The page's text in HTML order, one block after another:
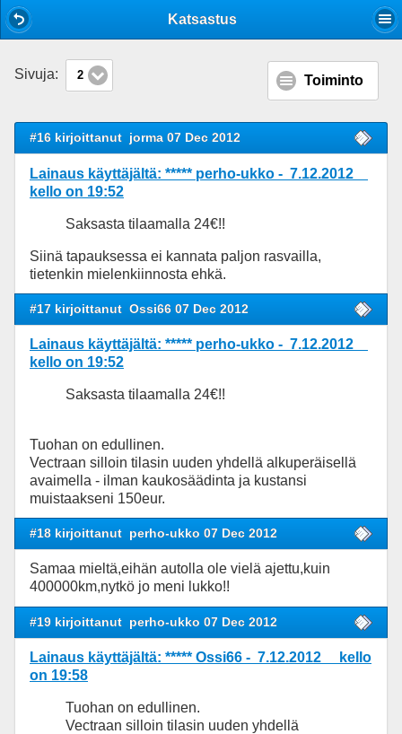
Katsastus
Sivuja: 2 Toiminto
#16 kirjoittanut jorma 07 Dec 2012
Lainaus käyttäjältä: ***** perho-ukko - 7.12.2012
kello on 19:52
Saksasta tilaamalla 24€!!
Siinä tapauksessa ei kannata paljon rasvailla,
tietenkin mielenkiinnosta ehkä.
#17 kirjoittanut Ossi66 07 Dec 2012
Lainaus käyttäjältä: ***** perho-ukko - 7.12.2012
kello on 19:52
Saksasta tilaamalla 24€!!
Tuohan on edullinen.
Vectraan silloin tilasin uuden yhdellä alkuperäisellä
avaimella - ilman kaukosäädinta ja kustansi
muistaakseni 150eur.
#18 kirjoittanut perho-ukko 07 Dec 2012
Samaa mieltä,eihän autolla ole vielä ajettu,kuin
400000km,nytkö jo meni lukko!!
#19 kirjoittanut perho-ukko 07 Dec 2012
Lainaus käyttäjältä: ***** Ossi66 - 7.12.2012 kello
on 19:58
Tuohan on edullinen.
Vectraan silloin tilasin uuden yhdellä